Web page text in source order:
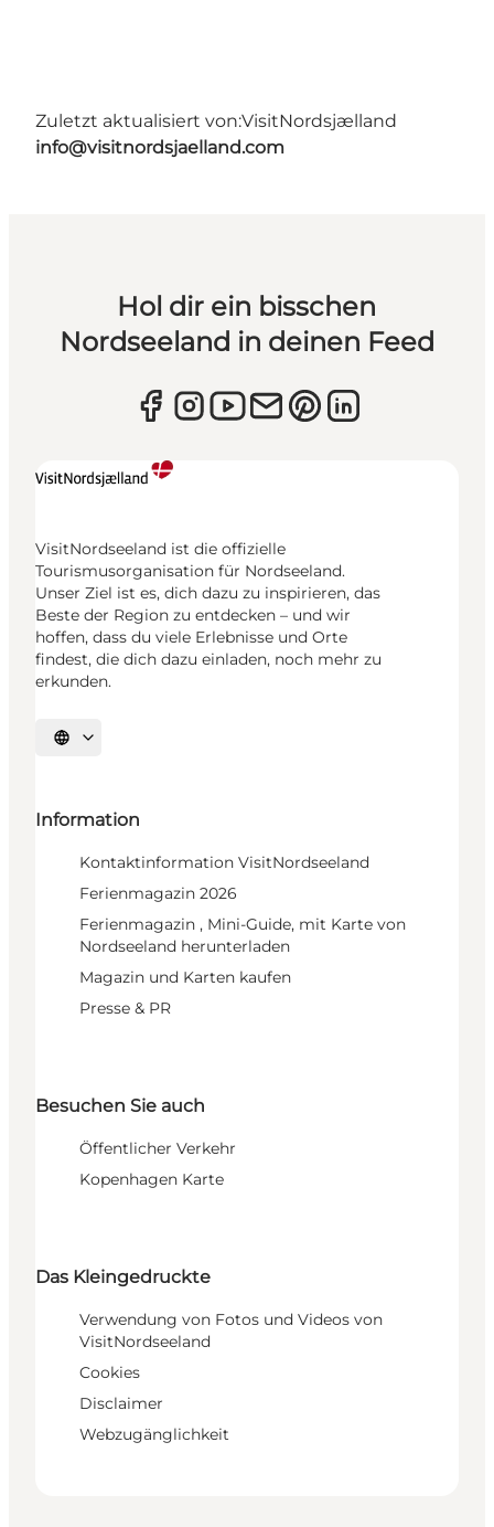
Zuletzt aktualisiert von:VisitNordsjælland
info@visitnordsjaelland.com
Hol dir ein bisschen
Nordseeland in deinen Feed
VisitNordseeland ist die offizielle
Tourismusorganisation für Nordseeland.
Unser Ziel ist es, dich dazu zu inspirieren, das
Beste der Region zu entdecken – und wir
hoffen, dass du viele Erlebnisse und Orte
findest, die dich dazu einladen, noch mehr zu
erkunden.
Sprache auswählen
Information
Kontaktinformation VisitNordseeland
Ferienmagazin 2026
Ferienmagazin , Mini-Guide, mit Karte von
Nordseeland herunterladen
Magazin und Karten kaufen
Presse & PR
Besuchen Sie auch
Öffentlicher Verkehr
Kopenhagen Karte
Das Kleingedruckte
Verwendung von Fotos und Videos von
VisitNordseeland
Cookies
Disclaimer
Webzugänglichkeit